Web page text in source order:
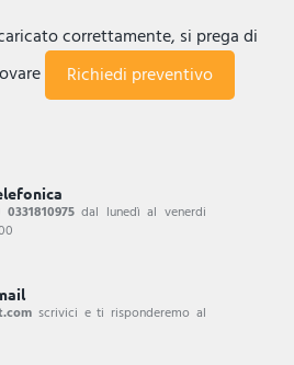
correttamente, si prega di
0331810975dal lunedì al venerdi
scrivici e ti risponderemo al